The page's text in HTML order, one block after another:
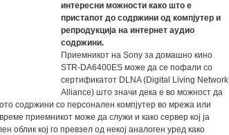
интересни можности како што е
пристапот до содржини од компјутер и
репродукција на интернет аудио
содржини.
Приемникот на Sony за домашно кино
STR-DA6400ES може да се пофали со
сертификатот DLNA (Digital Living Network
Alliance) што значи дека е во можност да
содржини со персонален компјутер во мрежа или
приемникот може да служи и како сервер кој ја
облик кој го превзел од некој аналоген уред како